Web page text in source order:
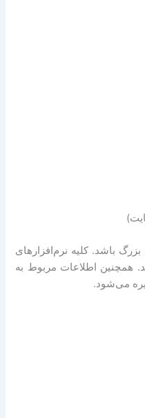
بزرگ باشد. کلیه نرم‌افزارهای
همچنین اطلاعات مربوط به
می‌شود.